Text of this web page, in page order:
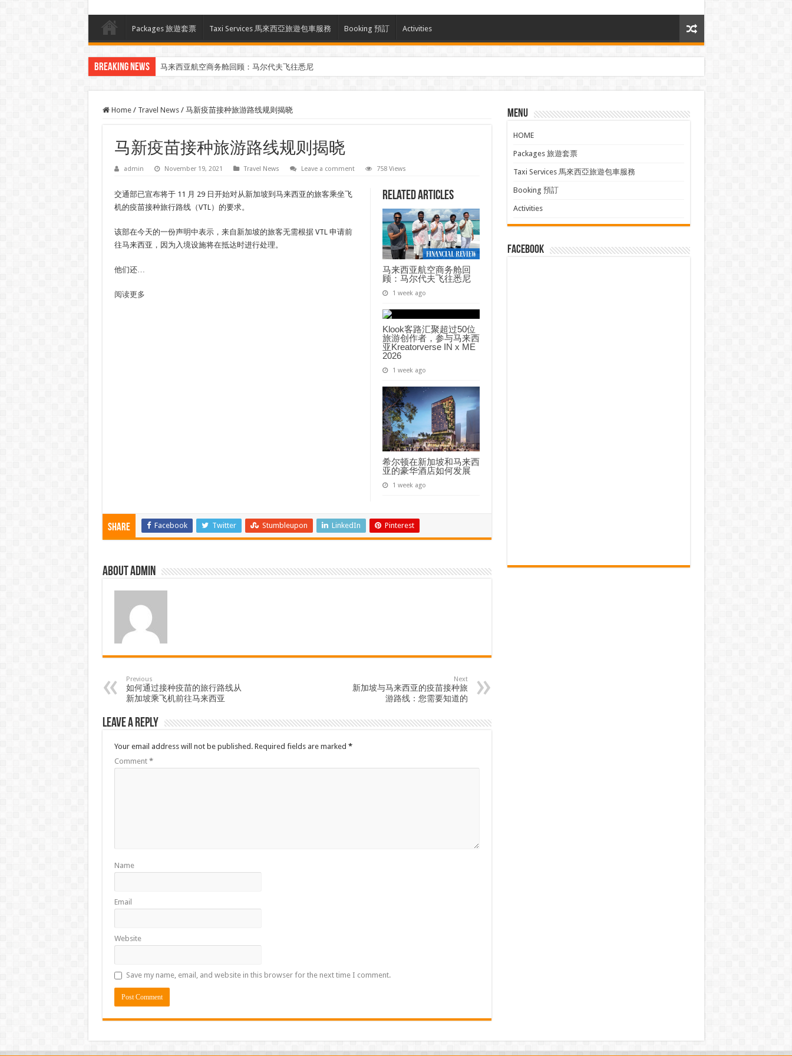
Packages 旅遊套票 Taxi Services 馬來西亞旅遊包車服務 Booking 預訂 Activities
Breaking News 马来西亚航空商务舱回顾：马尔代夫飞往悉尼
Klook客路汇聚超过50位旅游创作者，参与马来西亚Kreatorverse IN x ME 2026
Home / Travel News / 马新疫苗接种旅游路线规则揭晓
马新疫苗接种旅游路线规则揭晓
admin November 19, 2021 Travel News Leave a comment 758 Views
Related Articles
马来西亚航空商务舱回
顾：马尔代夫飞往悉尼
1 week ago
Klook客路汇聚超过50位
旅游创作者，参与马来西
亚Kreatorverse IN x ME
2026
1 week ago
希尔顿在新加坡和马来西
亚的豪华酒店如何发展
1 week ago
交通部已宣布将于 11 月 29 日开始对从新加坡到马来西亚的旅客乘坐飞
机的疫苗接种旅行路线（VTL）的要求。
该部在今天的一份声明中表示，来自新加坡的旅客无需根据 VTL 申请前
往马来西亚，因为入境设施将在抵达时进行处理。
他们还…
阅读更多
Share Facebook Twitter Stumbleupon LinkedIn Pinterest
About admin
Previous
如何通过接种疫苗的旅行路线从
新加坡乘飞机前往马来西亚
Next
新加坡与马来西亚的疫苗接种旅
游路线：您需要知道的
Leave a Reply
Your email address will not be published. Required fields are marked *
Comment *
Name
Email
Website
Save my name, email, and website in this browser for the next time I comment.
Menu
HOME
Packages 旅遊套票
Taxi Services 馬來西亞旅遊包車服務
Booking 預訂
Activities
facebook